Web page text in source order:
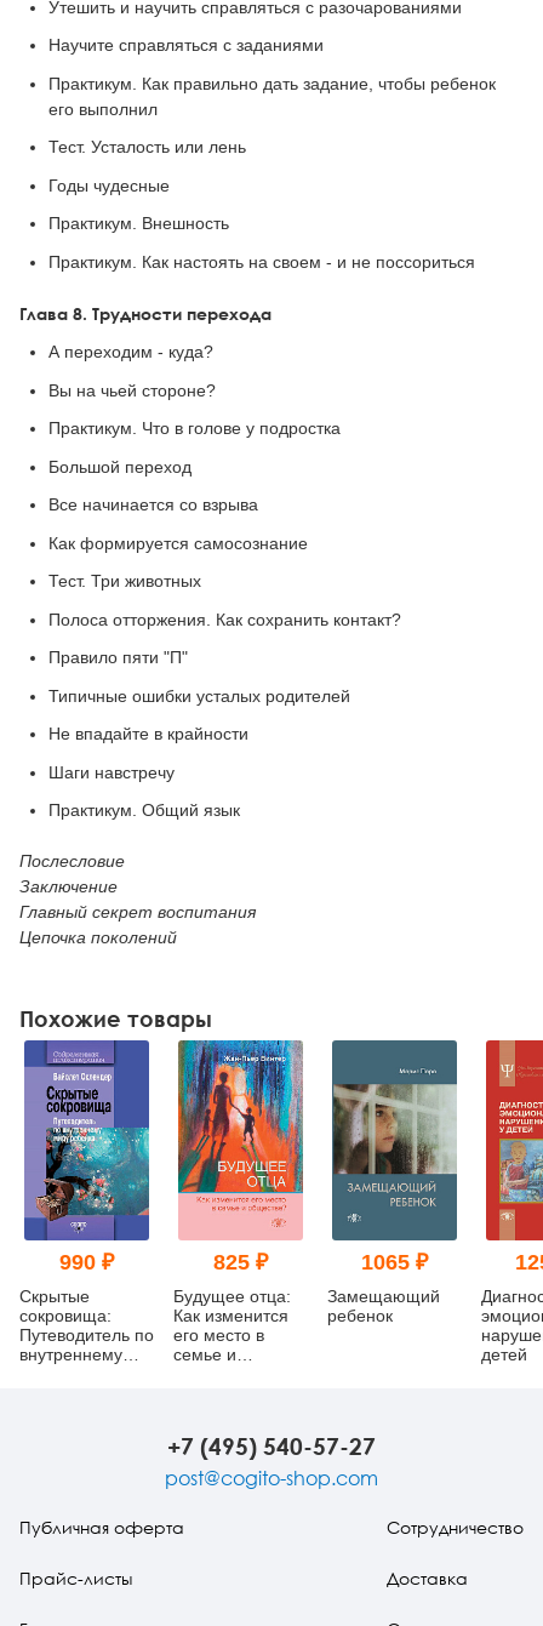
Утешить и научить справляться с разочарованиями
Научите справляться с заданиями
Практикум. Как правильно дать задание, чтобы ребенок
его выполнил
Тест. Усталость или лень
Годы чудесные
Практикум. Внешность
Практикум. Как настоять на своем - и не поссориться
Глава 8. Трудности перехода
А переходим - куда?
Вы на чьей стороне?
Практикум. Что в голове у подростка
Большой переход
Все начинается со взрыва
Как формируется самосознание
Тест. Три животных
Полоса отторжения. Как сохранить контакт?
Правило пяти "П"
Типичные ошибки усталых родителей
Не впадайте в крайности
Шаги навстречу
Практикум. Общий язык
Послесловие
Заключение
Главный секрет воспитания
Цепочка поколений
Похожие товары
990 ₽
Скрытые
сокровища:
Путеводитель по
внутреннему
825 ₽
Будущее отца:
Как изменится
его место в
семье и
1065 ₽
Замещающий
ребенок
детей
+7 (495) 540-57-27
post@cogito-shop.com
Публичная оферта
Прайс-листы
Сотрудничество
Доставка